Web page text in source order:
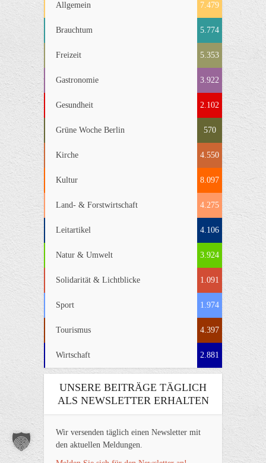
Allgemein 7.479
Brauchtum 5.774
Freizeit 5.353
Gastronomie 3.922
Gesundheit 2.102
Grüne Woche Berlin 570
Kirche 4.550
Kultur 8.097
Land- & Forstwirtschaft 4.275
Leitartikel 4.106
Natur & Umwelt 3.924
Solidarität & Lichtblicke 1.091
Sport 1.974
Tourismus 4.397
Wirtschaft 2.881
UNSERE BEITRÄGE TÄGLICH
ALS NEWSLETTER ERHALTEN
Wir versenden täglich einen Newsletter mit
den aktuellen Meldungen.